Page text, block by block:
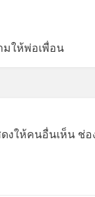
มให้พ่อเพื่อน
งให้คนอื่นเห็น ช่อ